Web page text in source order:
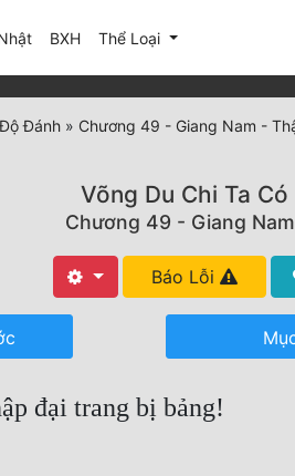
(current)
BXH Thể Loại
Đánh » Chương 49 - Giang Nam -
Võng Du Chi Ta
Chương 49 - Giang
Báo Lỗi
đại trang bị bảng!